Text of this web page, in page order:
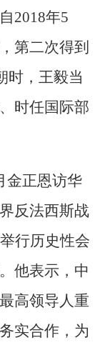
2018年5
第二次得到
时，王毅当
时任国际部
金正恩访华
反法西斯战
行历史性会
他表示，中
高领导人重
实合作，为